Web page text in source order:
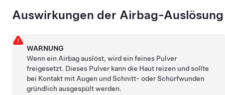
Auswirkungen der Airbag-Auslösung
WARNUNG
Wenn ein Airbag auslöst, wird ein feines Pulver
freigesetzt. Dieses Pulver kann die Haut reizen und sollte
bei Kontakt mit Augen und Schnitt- oder Schürfwunden
gründlich ausgespült werden.